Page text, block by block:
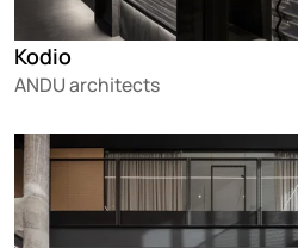
Kodio
ANDU architects
Loading